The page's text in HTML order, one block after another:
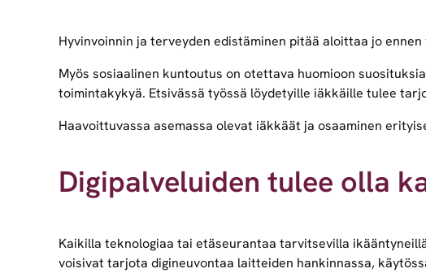
Hyvinvoinnin ja terveyden edistäminen pitää aloittaa jo
Myös sosiaalinen kuntoutus on otettava huomioon
toimintakykyä. Etsivässä työssä löydetyille iäkkäille tulee
Haavoittuvassa asemassa olevat iäkkäät ja osaaminen
Digipalveluiden tulee olla
Kaikilla teknologiaa tai etäseurantaa tarvitsevilla
voisivat tarjota digineuvontaa laitteiden hankinnassa,